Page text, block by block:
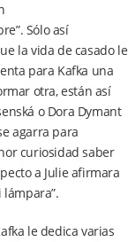
Sólo así
la vida de casado le
para Kafka una
otra, están así
o Dora Dymant
agarra para
curiosidad saber
a Julie afirmara
le dedica varias